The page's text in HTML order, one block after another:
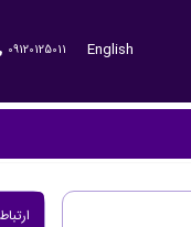
English
09120125011